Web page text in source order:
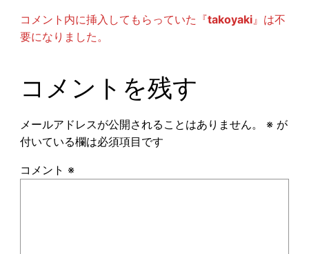
コメント内に挿入してもらっていた『takoyaki』は不
要になりました。
コメントを残す
メールアドレスが公開されることはありません。 ※が
付いている欄は必須項目です
コメント ※